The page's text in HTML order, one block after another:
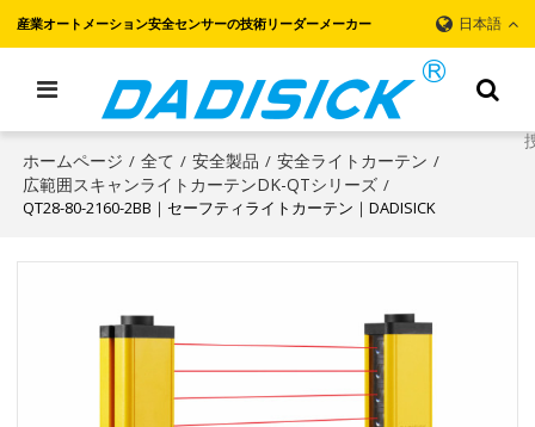
産業オートメーション安全センサーの技術リーダーメーカー 日本語
ホームページ / 全て / 安全製品 / 安全ライトカーテン /
広範囲スキャンライトカーテンDK-QTシリーズ /
QT28-80-2160-2BB｜セーフティライトカーテン｜DADISICK